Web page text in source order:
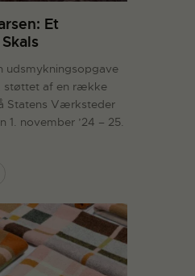
Et
udsmykningsopgave
støttet af en række
Statens Værksteder
1. november ’24 – 25.